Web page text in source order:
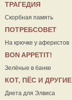
ТРАГЕДИЯ
Скорбная память
ПОТРЕБСОВЕТ
На крючке у аферистов
ВON APPETIT!
Зелёные в банке
КОТ, ПЁС И ДРУГИЕ
Диета для Элвиса